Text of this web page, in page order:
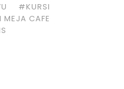
#KURSI
MEJA CAFE